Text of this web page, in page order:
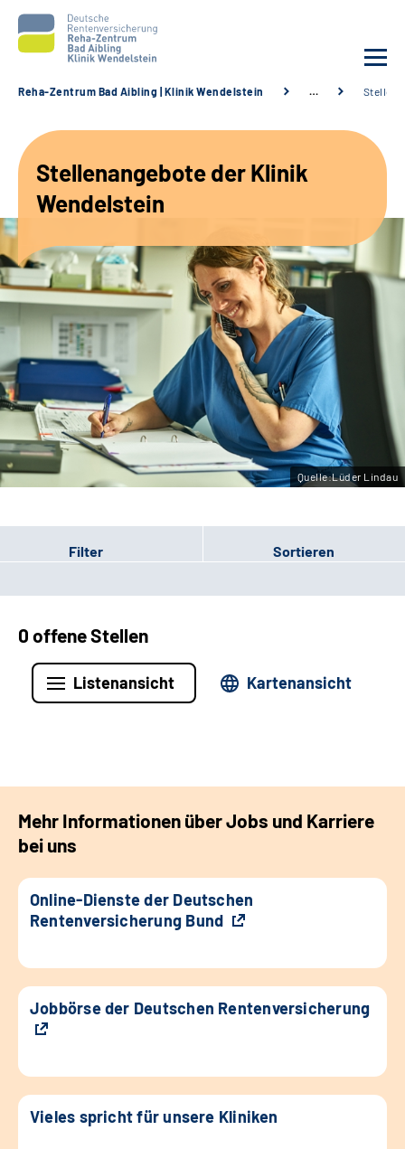
Unsere Angebote
Karriere
Sozialdienste & Zuweisende
Suche
Leichte Sprache
Gebärdensprache
Reha-Zentrum Bad Aibling | Klinik Wendelstein …
Stellenangebote der Klinik
Wendelstein
Quelle:Lüder Lindau
Filter Sortieren
0 offene Stellen
Listenansicht Kartenansicht
Mehr Informationen über Jobs und Karriere
bei uns
Online-Dienste der Deutschen
Rentenversicherung Bund
Jobbörse der Deutschen Rentenversicherung
Vieles spricht für unsere Kliniken